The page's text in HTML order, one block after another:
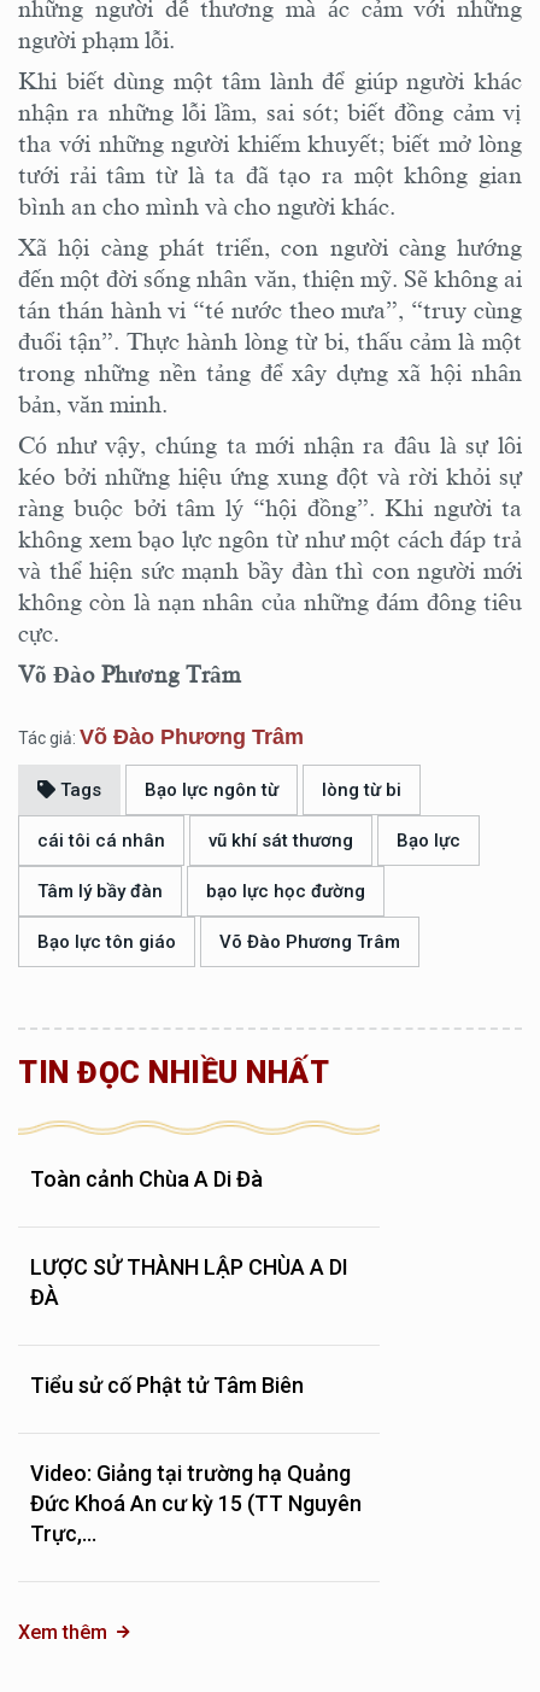
những người dễ thương mà ác cảm với những
người phạm lỗi.
Khi biết dùng một tâm lành để giúp người khác
nhận ra những lỗi lầm, sai sót; biết đồng cảm vị
tha với những người khiếm khuyết; biết mở lòng
tưới rải tâm từ là ta đã tạo ra một không gian
bình an cho mình và cho người khác.
Xã hội càng phát triển, con người càng hướng
đến một đời sống nhân văn, thiện mỹ. Sẽ không ai
tán thán hành vi “té nước theo mưa”, “truy cùng
đuổi tận”. Thực hành lòng từ bi, thấu cảm là một
trong những nền tảng để xây dựng xã hội nhân
bản, văn minh.
Có như vậy, chúng ta mới nhận ra đâu là sự lôi
kéo bởi những hiệu ứng xung đột và rời khỏi sự
ràng buộc bởi tâm lý “hội đồng”. Khi người ta
không xem bạo lực ngôn từ như một cách đáp trả
và thể hiện sức mạnh bầy đàn thì con người mới
không còn là nạn nhân của những đám đông tiêu
cực.
Võ Đào Phương Trâm
Tác giả: Võ Đào Phương Trâm
Tags Bạo lực ngôn từ lòng từ bi
cái tôi cá nhân vũ khí sát thương Bạo lực
Tâm lý bầy đàn bạo lực học đường
Bạo lực tôn giáo Võ Đào Phương Trâm
TIN ĐỌC NHIỀU NHẤT
Toàn cảnh Chùa A Di Đà
LƯỢC SỬ THÀNH LẬP CHÙA A DI
ĐÀ
Tiểu sử cố Phật tử Tâm Biên
Video: Giảng tại trường hạ Quảng
Đức Khoá An cư kỳ 15 (TT Nguyên
Trực,...
Xem thêm